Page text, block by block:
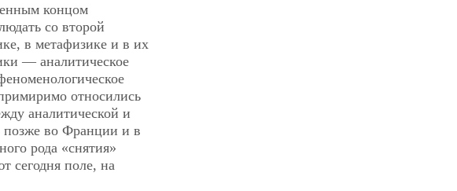
концом
со второй
в метафизике и в их
— аналитическое
относились
аналитической и
позже во Франции и в
рода «снятия»
сегодня поле, на